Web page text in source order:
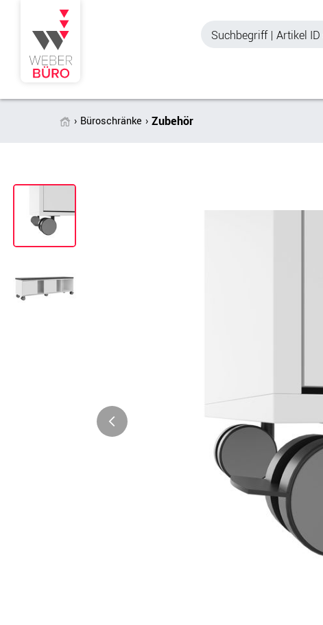
Raum in Raum-Systeme
Chefbüros
Gruppenarbeitsplätze
Büroschränke Zubehör